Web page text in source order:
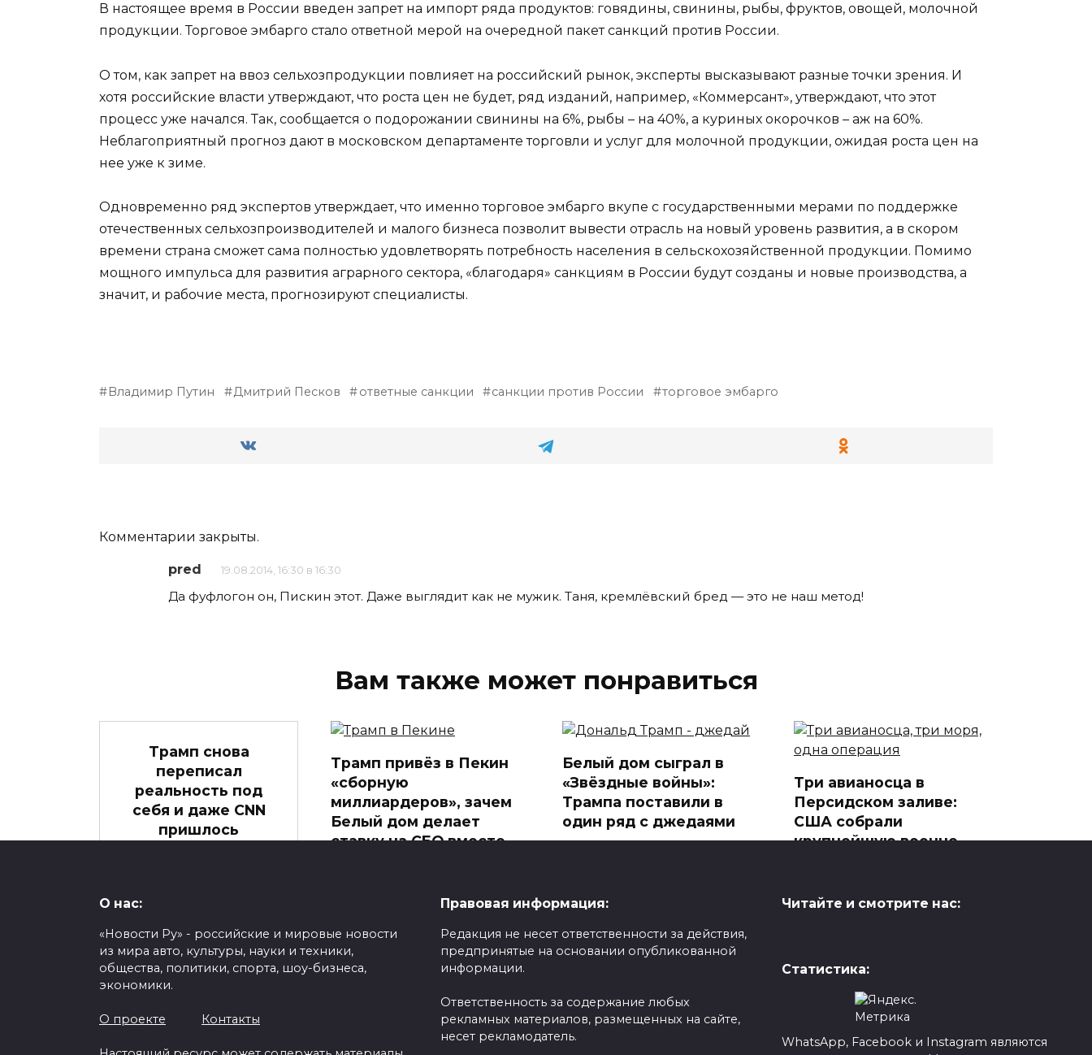
В настоящее время в России введен запрет на импорт ряда продуктов: говядины, свинины, рыбы, фруктов, овощей, молочной
продукции. Торговое эмбарго стало ответной мерой на очередной пакет санкций против России.
О том, как запрет на ввоз сельхозпродукции повлияет на российский рынок, эксперты высказывают разные точки зрения. И
хотя российские власти утверждают, что роста цен не будет, ряд изданий, например, «Коммерсант», утверждают, что этот
процесс уже начался. Так, сообщается о подорожании свинины на 6%, рыбы – на 40%, а куриных окорочков – аж на 60%.
Неблагоприятный прогноз дают в московском департаменте торговли и услуг для молочной продукции, ожидая роста цен на
нее уже к зиме.
Одновременно ряд экспертов утверждает, что именно торговое эмбарго вкупе с государственными мерами по поддержке
отечественных сельхозпроизводителей и малого бизнеса позволит вывести отрасль на новый уровень развития, а в скором
времени страна сможет сама полностью удовлетворять потребность населения в сельскохозяйственной продукции. Помимо
мощного импульса для развития аграрного сектора, «благодаря» санкциям в России будут созданы и новые производства, а
значит, и рабочие места, прогнозируют специалисты.
Владимир Путин Дмитрий Песков ответные санкции санкции против России торговое эмбарго
Комментарии закрыты.
pred 19.08.2014, 16:30 в 16:30
Да фуфлогон он, Пискин этот. Даже выглядит как не мужик. Таня, кремлёвский бред — это не наш метод!
Вам также может понравиться
Трамп снова
переписал
реальность под
себя и даже CNN
пришлось
Трамп привёз в Пекин
«сборную
миллиардеров», зачем
Белый дом делает
ставку на CEO вместо
Дональда Трампа в Китай
Белый дом сыграл в
«Звёздные войны»:
Трампа поставили в
один ряд с джедаями
Белый дом в День «Звёздных
Три авианосца в
Персидском заливе:
США собрали
крупнейшую военно-
Ирак
О нас:
«Новости Ру» - российские и мировые новости
из мира авто, культуры, науки и техники,
общества, политики, спорта, шоу-бизнеса,
экономики.
О проекте Контакты
Правовая информация:
Редакция не несет ответственности за действия,
предпринятые на основании опубликованной
информации.
Ответственность за содержание любых
рекламных материалов, размещенных на сайте,
несет рекламодатель.
Читайте и смотрите нас:
Статистика:
WhatsApp, Facebook и Instagram являются